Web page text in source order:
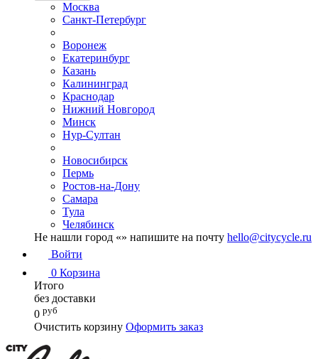
Москва
Санкт-Петербург
Воронеж
Екатеринбург
Казань
Калининград
Краснодар
Нижний Новгород
Минск
Нур-Султан
Новосибирск
Пермь
Ростов-на-Дону
Самара
Тула
Челябинск
Не нашли город «» напишите на почту hello@citycycle.ru
Войти
0 Корзина
Итого
без доставки
0 руб
Очистить корзину Оформить заказ